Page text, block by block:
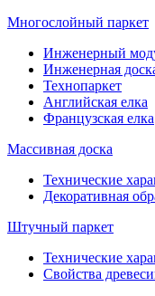
Многослойный паркет
Инженерный
Инженерная
Технопаркет
Английская елка
Французская елка
Массивная доска
Технические
Декоративная
Штучный паркет
Технические
Свойства